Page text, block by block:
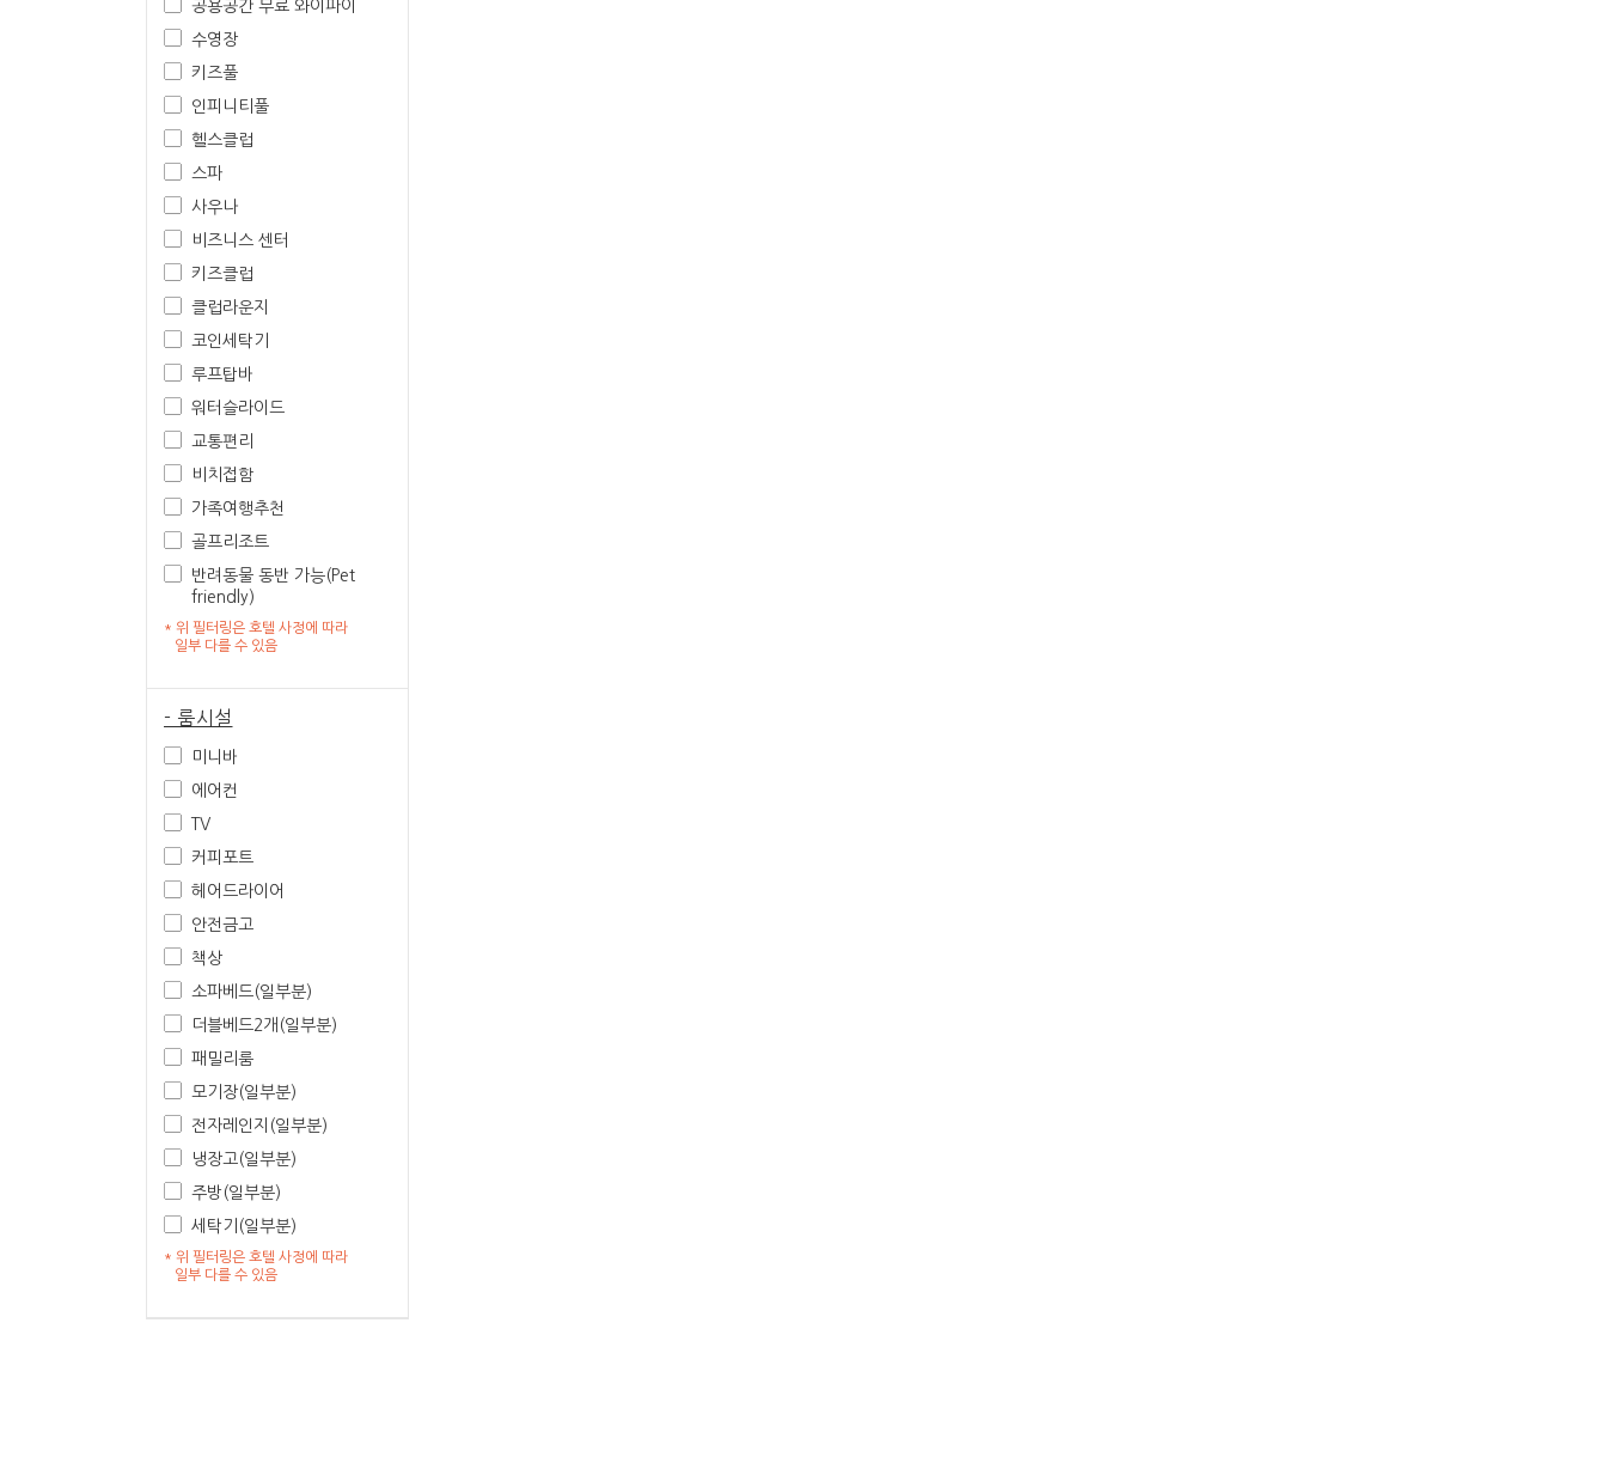
공용공간 무료 와이파이
수영장
키즈풀
인피니티풀
헬스클럽
스파
사우나
비즈니스 센터
키즈클럽
클럽라운지
코인세탁기
루프탑바
워터슬라이드
교통편리
비치접함
가족여행추천
골프리조트
반려동물 동반 가능(Pet
friendly)
* 위 필터링은 호텔 사정에 따라
일부 다를 수 있음
- 룸시설
미니바
에어컨
TV
커피포트
헤어드라이어
안전금고
책상
소파베드(일부분)
더블베드2개(일부분)
패밀리룸
모기장(일부분)
전자레인지(일부분)
냉장고(일부분)
주방(일부분)
세탁기(일부분)
* 위 필터링은 호텔 사정에 따라
일부 다를 수 있음